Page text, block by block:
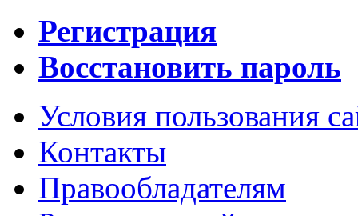
Регистрация
Восстановить пароль
Условия пользования
Контакты
Правообладателям